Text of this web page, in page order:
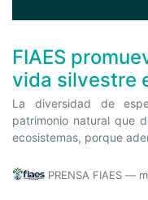
FIAES
vida silvestre
La diversidad de
patrimonio natural que
ecosistemas, porque
PRENSA FIAES —